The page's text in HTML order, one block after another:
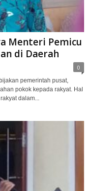
Menteri Pemicu
di Daerah
0
pemerintah pusat,
pokok kepada rakyat. Hal
dalam...